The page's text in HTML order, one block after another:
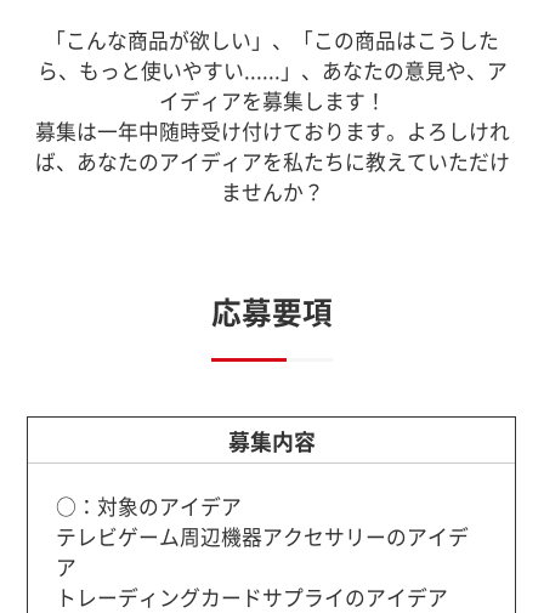
「こんな商品が欲しい」、「この商品はこうした
ら、もっと使いやすい......」、あなたの意見や、ア
イディアを募集します！
募集は一年中随時受け付けております。よろしけれ
ば、あなたのアイディアを私たちに教えていただけ
ませんか？
応募要項
募集内容
○：対象のアイデア
テレビゲーム周辺機器アクセサリーのアイデ
ア
トレーディングカードサプライのアイデア